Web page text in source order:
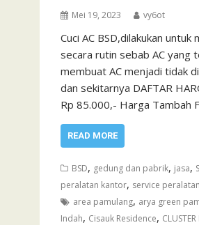
Mei 19, 2023 vy6ot
Cuci AC BSD,dilakukan
secara rutin sebab AC yang
membuat AC menjadi tidak
dan sekitarnya DAFTAR
Rp 85.000,- Harga Tambah
READ MORE
BSD, gedung dan pabrik, jasa,
peralatan kantor, service
area pamulang, arya green
Indah, Cisauk Residence,